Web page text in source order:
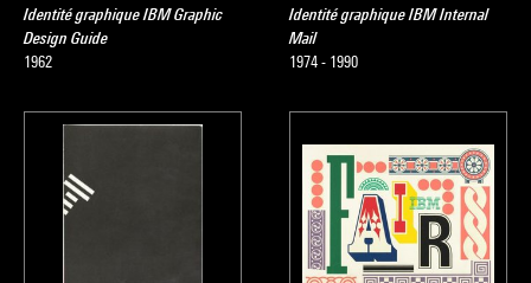
Identité graphique IBM Graphic
Design Guide
1962
Identité graphique IBM Internal
Mail
1974 - 1990